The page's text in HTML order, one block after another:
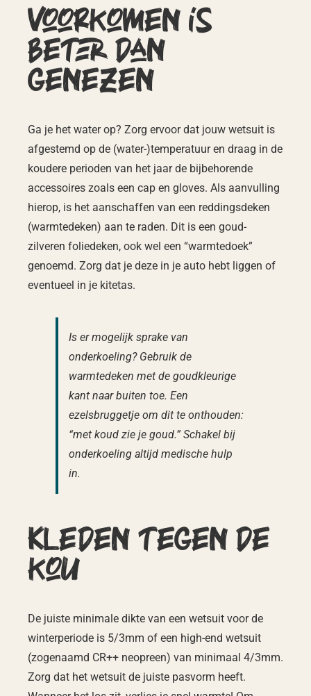
Voorkomen is
beter dan
genezen
Ga je het water op? Zorg ervoor dat jouw wetsuit is
afgestemd op de (water-)temperatuur en draag in de
koudere perioden van het jaar de bijbehorende
accessoires zoals een cap en gloves. Als aanvulling
hierop, is het aanschaffen van een reddingsdeken
(warmtedeken) aan te raden. Dit is een goud-
zilveren foliedeken, ook wel een “warmtedoek”
genoemd. Zorg dat je deze in je auto hebt liggen of
eventueel in je kitetas.
Is er mogelijk sprake van
onderkoeling? Gebruik de
warmtedeken met de goudkleurige
kant naar buiten toe. Een
ezelsbruggetje om dit te onthouden:
“met koud zie je goud.” Schakel bij
onderkoeling altijd medische hulp
in.
Kleden tegen de
kou
De juiste minimale dikte van een wetsuit voor de
winterperiode is 5/3mm of een high-end wetsuit
(zogenaamd CR++ neopreen) van minimaal 4/3mm.
Zorg dat het wetsuit de juiste pasvorm heeft.